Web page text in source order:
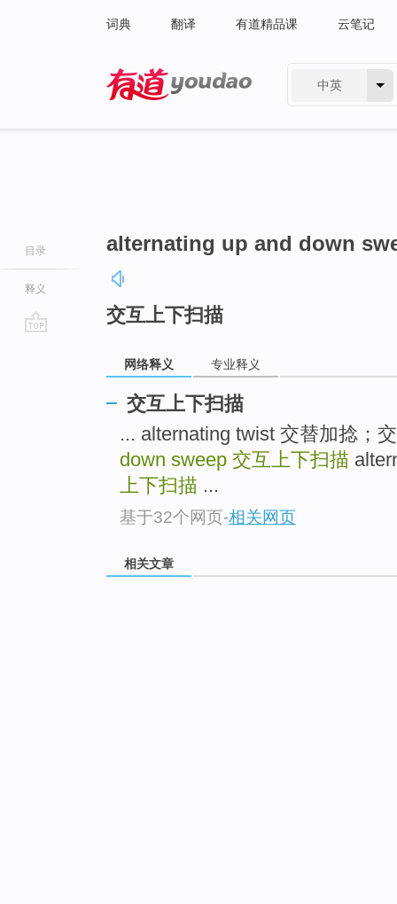
词典 翻译 有道精品课 云笔记
中英
目录
释义
alternating up and down
交互上下扫描
网络释义 专业释义
交互上下扫描
... alternating twist 交替加捻；
down sweep 交互上下扫描
上下扫描 ...
基于32个网页-相关网页
相关文章